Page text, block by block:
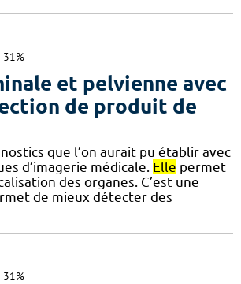
31%
et pelvienne avec
de produit de
que l’on aurait pu établir avec
d’imagerie médicale. Elle permet
des organes. C’est une
de mieux détecter des
31%